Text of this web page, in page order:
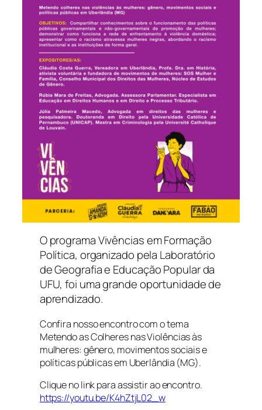
O programa Vivências em Formação
Política, organizado pela Laboratório
de Geografia e Educação Popular da
UFU, foi uma grande oportunidade de
aprendizado.
Confira nosso encontro com o tema
Metendo as Colheres nas Violências às
mulheres: gênero, movimentos sociais e
políticas públicas em Uberlândia (MG).
Clique no link para assistir ao encontro.
https://youtu.be/K4hZtjL02_w